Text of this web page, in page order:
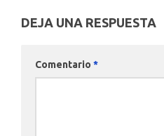
DEJA UNA RESPUESTA
Comentario *